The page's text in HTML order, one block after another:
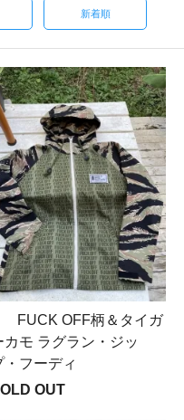
新着順
FUCK OFF柄＆タイガ
カモ ラグラン・ジッ
・フーディ
OUT